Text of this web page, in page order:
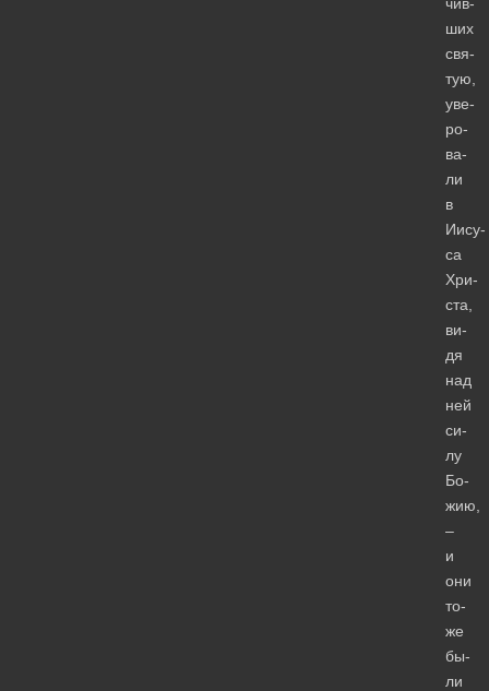
ших
свя­
тую,
уве­
ро­
ва­
ли
в
Иису­
са
Хри­
ста,
ви­
дя
над
ней
си­
лу
Бо­
жию,
–
и
они
то­
же
бы­
ли